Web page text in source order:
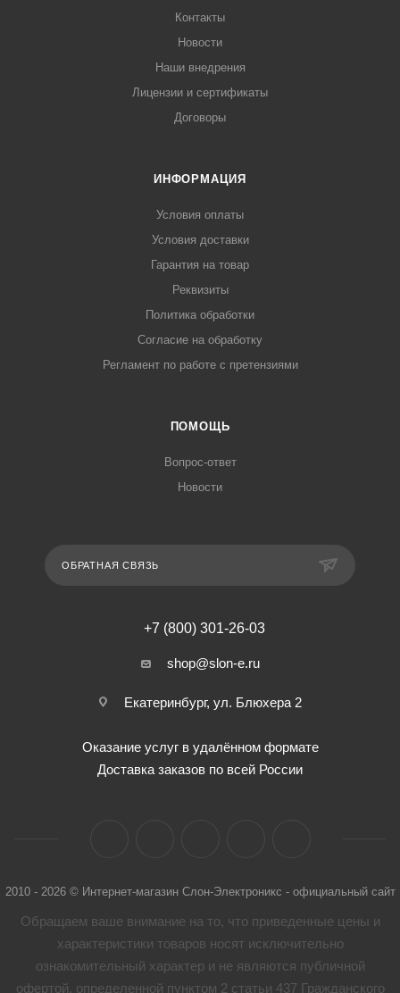
Контакты
Новости
Наши внедрения
Лицензии и сертификаты
Договоры
ИНФОРМАЦИЯ
Условия оплаты
Условия доставки
Гарантия на товар
Реквизиты
Политика обработки
Согласие на обработку
Регламент по работе с претензиями
ПОМОЩЬ
Вопрос-ответ
Новости
ОБРАТНАЯ СВЯЗЬ
+7 (800) 301-26-03
shop@slon-e.ru
Екатеринбург, ул. Блюхера 2
Оказание услуг в удалённом формате
Доставка заказов по всей России
2010 - 2026 © Интернет-магазин Слон-Электроникс - официальный сайт
Обращаем ваше внимание на то, что приведенные цены и
характеристики товaров носят исключительно
ознакомительный характер и не являются публичной
офертой, определенной пунктом 2 статьи 437 Гражданского